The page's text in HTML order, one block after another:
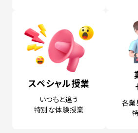
スペシャル授業
いつもと違う
特別な体験授業
各業